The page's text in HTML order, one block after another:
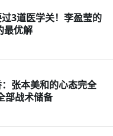
3道医学关！李盈莹的
最优解
张本美和的心态完全
部战术储备